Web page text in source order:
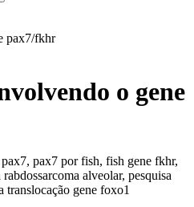
pax7/fkhr
o gene
pax7, pax7 por fish, fish gene fkhr,
alveolar, pesquisa
translocação gene foxo1